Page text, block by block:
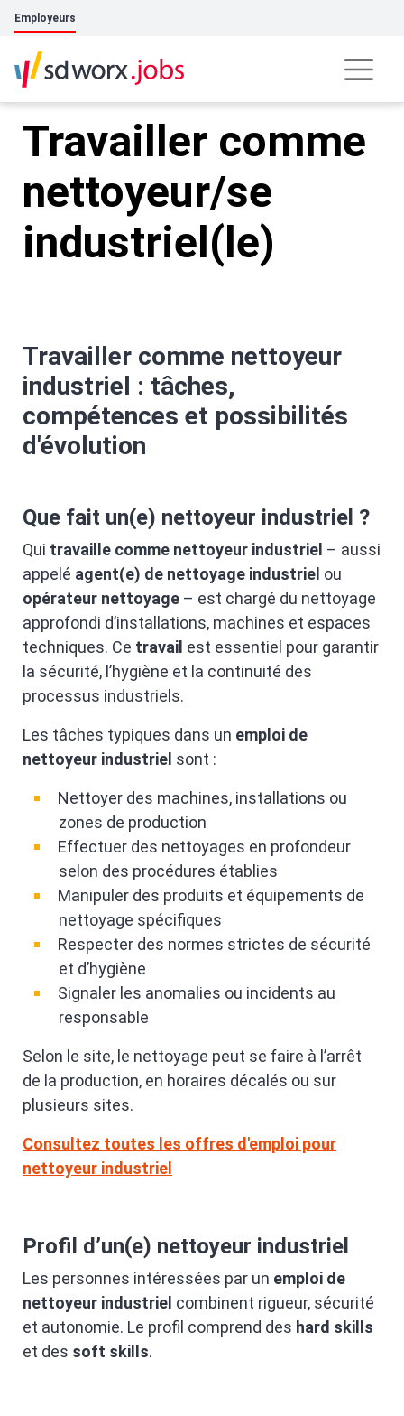
Employeurs
Travailler comme
nettoyeur/se
industriel(le)
Travailler comme nettoyeur
industriel : tâches,
compétences et possibilités
d'évolution
Que fait un(e) nettoyeur industriel ?
Qui travaille comme nettoyeur industriel – aussi
appelé agent(e) de nettoyage industriel ou
opérateur nettoyage – est chargé du nettoyage
approfondi d’installations, machines et espaces
techniques. Ce travail est essentiel pour garantir
la sécurité, l’hygiène et la continuité des
processus industriels.
Les tâches typiques dans un emploi de
nettoyeur industriel sont :
Nettoyer des machines, installations ou
zones de production
Effectuer des nettoyages en profondeur
selon des procédures établies
Manipuler des produits et équipements de
nettoyage spécifiques
Respecter des normes strictes de sécurité
et d’hygiène
Signaler les anomalies ou incidents au
responsable
Selon le site, le nettoyage peut se faire à l’arrêt
de la production, en horaires décalés ou sur
plusieurs sites.
Consultez toutes les offres d'emploi pour
nettoyeur industriel
Profil d’un(e) nettoyeur industriel
Les personnes intéressées par un emploi de
nettoyeur industriel combinent rigueur, sécurité
et autonomie. Le profil comprend des hard skills
et des soft skills.